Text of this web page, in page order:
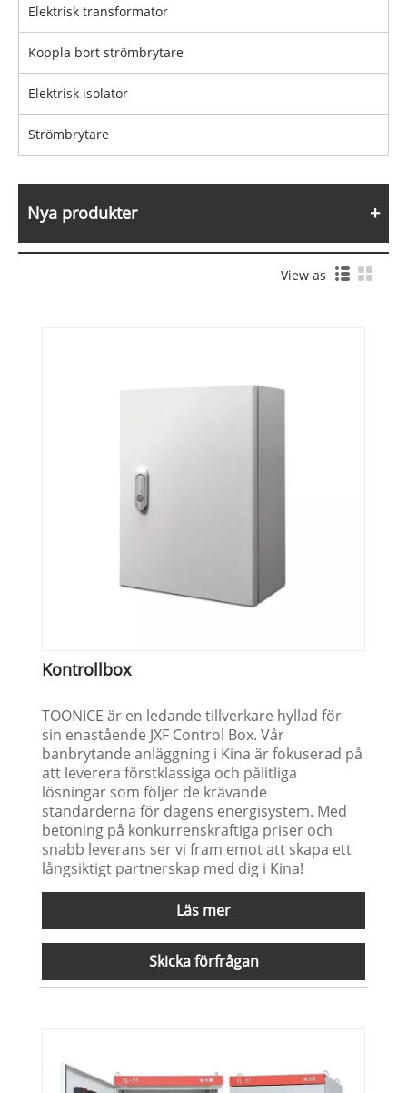
Elektrisk transformator
Koppla bort strömbrytare
Elektrisk isolator
Strömbrytare
Nya produkter
View as
Kontrollbox
TOONICE är en ledande tillverkare hyllad för
sin enastående JXF Control Box. Vår
banbrytande anläggning i Kina är fokuserad på
att leverera förstklassiga och pålitliga
lösningar som följer de krävande
standarderna för dagens energisystem. Med
betoning på konkurrenskraftiga priser och
snabb leverans ser vi fram emot att skapa ett
långsiktigt partnerskap med dig i Kina!
Läs mer
Skicka förfrågan